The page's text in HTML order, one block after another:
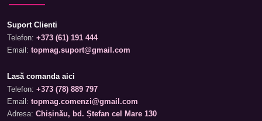
Suport Clienti
Telefon: +373 (61) 191 444
Email: topmag.suport@gmail.com
Lasă comanda aici
Telefon: +373 (78) 889 797
Email: topmag.comenzi@gmail.com
Adresa: Chișinău, bd. Ștefan cel Mare 130